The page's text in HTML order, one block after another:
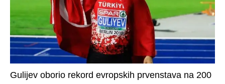
Gulijev oborio rekord evropskih prvenstava na 200